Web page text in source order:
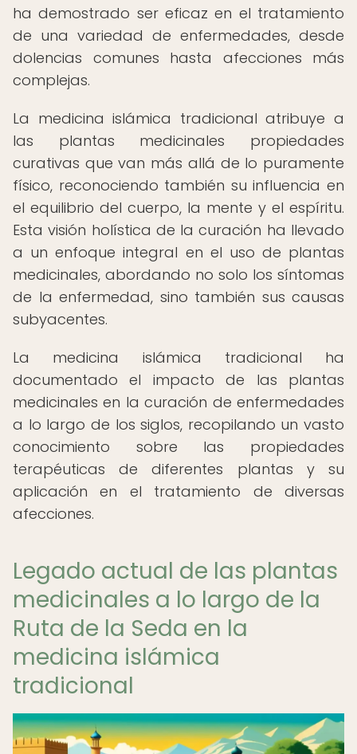
ha demostrado ser eficaz en el tratamiento
de una variedad de enfermedades, desde
dolencias comunes hasta afecciones más
complejas.
La medicina islámica tradicional atribuye a
las plantas medicinales propiedades
curativas que van más allá de lo puramente
físico, reconociendo también su influencia en
el equilibrio del cuerpo, la mente y el espíritu.
Esta visión holística de la curación ha llevado
a un enfoque integral en el uso de plantas
medicinales, abordando no solo los síntomas
de la enfermedad, sino también sus causas
subyacentes.
La medicina islámica tradicional ha
documentado el impacto de las plantas
medicinales en la curación de enfermedades
a lo largo de los siglos, recopilando un vasto
conocimiento sobre las propiedades
terapéuticas de diferentes plantas y su
aplicación en el tratamiento de diversas
afecciones.
Legado actual de las plantas
medicinales a lo largo de la
Ruta de la Seda en la
medicina islámica
tradicional